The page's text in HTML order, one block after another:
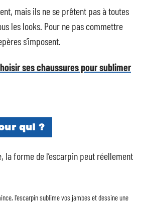
mais ils ne se prêtent pas à toutes
les looks. Pour ne pas commettre
s’imposent.
ses chaussures pour sublimer
qui ?
la forme de l’escarpin peut réellement
l’escarpin sublime vos jambes et dessine une